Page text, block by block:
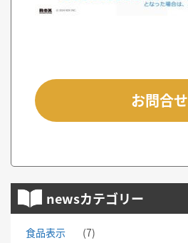
お問合せ
newsカテゴリー
食品表示
(7)